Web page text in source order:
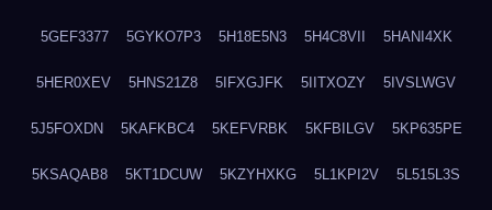
5GEF3377 5GYKO7P3 5H18E5N3 5H4C8VII 5HANI4XK
5HER0XEV 5HNS21Z8 5IFXGJFK 5IITXOZY 5IVSLWGV
5J5FOXDN 5KAFKBC4 5KEFVRBK 5KFBILGV 5KP635PE
5KSAQAB8 5KT1DCUW 5KZYHXKG 5L1KPI2V 5L515L3S